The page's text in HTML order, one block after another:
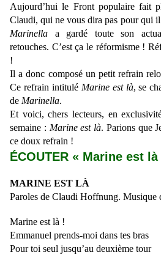
Aujourd’hui le Front populaire fait
Claudi, qui ne vous dira pas pour qui
Marinella a gardé toute son
retouches. C’est ça le réformisme !
!
Il a donc composé un petit refrain
Ce refrain intitulé Marine est là, se
de Marinella.
Et voici, chers lecteurs, en
semaine : Marine est là. Parions que
ce doux refrain !
ÉCOUTER « Marine est là
MARINE EST LÀ
Paroles de Claudi Hoffnung. Musique
Marine est là !
Emmanuel prends-moi dans tes bras
Pour toi seul jusqu’au deuxième tour